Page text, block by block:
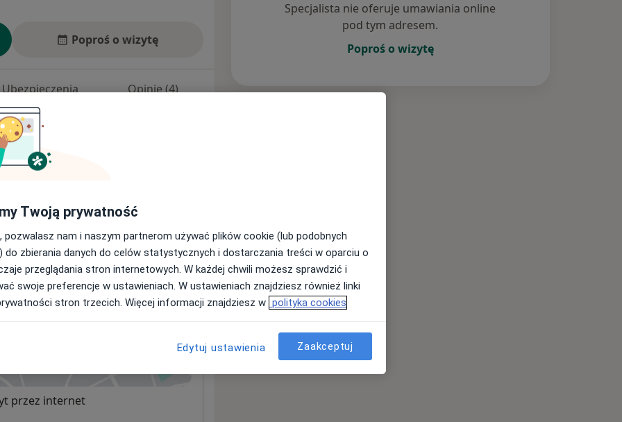
Poproś o wizytę
Ubezpieczenia Opinie (4)
i cenach
o usługach i cenach.
przez internet
Specjalista nie oferuje umawiania online
pod tym adresem.
Poproś o wizytę
Twoją prywatność
pozwalasz nam i naszym partnerom używać plików cookie (lub podobnych
do zbierania danych do celów statystycznych i dostarczania treści w oparciu o
przeglądania stron internetowych. W każdej chwili możesz sprawdzić i
swoje preferencje w ustawieniach. W ustawieniach znajdziesz również linki
stron trzecich. Więcej informacji znajdziesz w polityka cookies
Edytuj ustawienia Zaakceptuj